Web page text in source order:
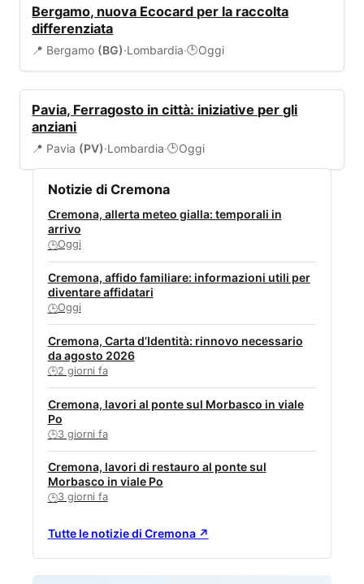
Bergamo, nuova Ecocard per la raccolta
differenziata
📍 Bergamo (BG)·Lombardia·🕒Oggi
Pavia, Ferragosto in città: iniziative per gli
anziani
📍 Pavia (PV)·Lombardia·🕒Oggi
Notizie di Cremona
Cremona, allerta meteo gialla: temporali in
arrivo
🕒Oggi
Cremona, affido familiare: informazioni utili per
diventare affidatari
🕒Oggi
Cremona, Carta d’Identità: rinnovo necessario
da agosto 2026
🕒2 giorni fa
Cremona, lavori al ponte sul Morbasco in viale
Po
🕒3 giorni fa
Cremona, lavori di restauro al ponte sul
Morbasco in viale Po
🕒3 giorni fa
Tutte le notizie di Cremona ↗